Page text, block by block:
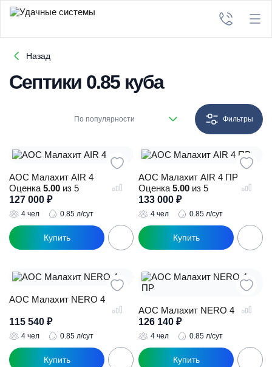
Назад
Септики 0.85 куба
По популярности Фильтры
АОС Малахит AIR 4
Оценка 5.00 из 5
127 000 ₽
4 чел 0.85 л/сут
АОС Малахит AIR 4 ПР
Оценка 5.00 из 5
133 000 ₽
4 чел 0.85 л/сут
АОС Малахит NERO 4
115 540 ₽
4 чел 0.85 л/сут
АОС Малахит NERO 4 ПР
126 140 ₽
4 чел 0.85 л/сут